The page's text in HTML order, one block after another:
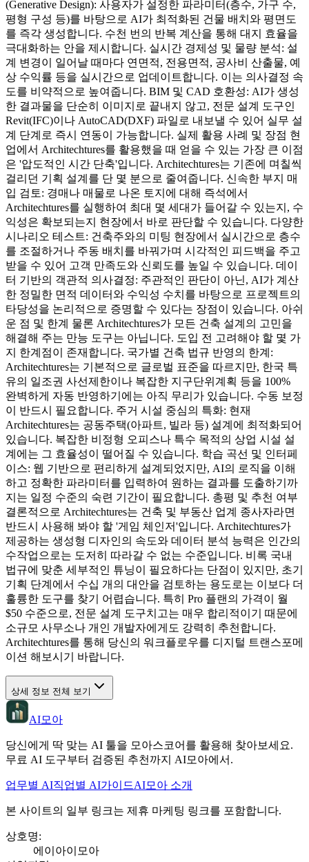
(Generative Design): 사용자가 설정한 파라미터(층수, 가구 수,
평형 구성 등)를 바탕으로 AI가 최적화된 건물 배치와 평면도
를 즉각 생성합니다. 수천 번의 반복 계산을 통해 대지 효율을
극대화하는 안을 제시합니다. 실시간 경제성 및 물량 분석: 설
계 변경이 일어날 때마다 연면적, 전용면적, 공사비 산출물, 예
상 수익률 등을 실시간으로 업데이트합니다. 이는 의사결정 속
도를 비약적으로 높여줍니다. BIM 및 CAD 호환성: AI가 생성
한 결과물을 단순히 이미지로 끝내지 않고, 전문 설계 도구인
Revit(IFC)이나 AutoCAD(DXF) 파일로 내보낼 수 있어 실무 설
계 단계로 즉시 연동이 가능합니다. 실제 활용 사례 및 장점 현
업에서 Architechtures를 활용했을 때 얻을 수 있는 가장 큰 이점
은 '압도적인 시간 단축'입니다. Architechtures는 기존에 며칠씩
걸리던 기획 설계를 단 몇 분으로 줄여줍니다. 신속한 부지 매
입 검토: 경매나 매물로 나온 토지에 대해 즉석에서
Architechtures를 실행하여 최대 몇 세대가 들어갈 수 있는지, 수
익성은 확보되는지 현장에서 바로 판단할 수 있습니다. 다양한
시나리오 테스트: 건축주와의 미팅 현장에서 실시간으로 층수
를 조절하거나 주동 배치를 바꿔가며 시각적인 피드백을 주고
받을 수 있어 고객 만족도와 신뢰도를 높일 수 있습니다. 데이
터 기반의 객관적 의사결정: 주관적인 판단이 아닌, AI가 계산
한 정밀한 면적 데이터와 수익성 수치를 바탕으로 프로젝트의
타당성을 논리적으로 증명할 수 있다는 장점이 있습니다. 아쉬
운 점 및 한계 물론 Architechtures가 모든 건축 설계의 고민을
해결해 주는 만능 도구는 아닙니다. 도입 전 고려해야 할 몇 가
지 한계점이 존재합니다. 국가별 건축 법규 반영의 한계:
Architechtures는 기본적으로 글로벌 표준을 따르지만, 한국 특
유의 일조권 사선제한이나 복잡한 지구단위계획 등을 100%
완벽하게 자동 반영하기에는 아직 무리가 있습니다. 수동 보정
이 반드시 필요합니다. 주거 시설 중심의 특화: 현재
Architechtures는 공동주택(아파트, 빌라 등) 설계에 최적화되어
있습니다. 복잡한 비정형 오피스나 특수 목적의 상업 시설 설
계에는 그 효율성이 떨어질 수 있습니다. 학습 곡선 및 인터페
이스: 웹 기반으로 편리하게 설계되었지만, AI의 로직을 이해
하고 정확한 파라미터를 입력하여 원하는 결과를 도출하기까
지는 일정 수준의 숙련 기간이 필요합니다. 총평 및 추천 여부
결론적으로 Architechtures는 건축 및 부동산 업계 종사자라면
반드시 사용해 봐야 할 '게임 체인저'입니다. Architechtures가
제공하는 생성형 디자인의 속도와 데이터 분석 능력은 인간의
수작업으로는 도저히 따라갈 수 없는 수준입니다. 비록 국내
법규에 맞춘 세부적인 튜닝이 필요하다는 단점이 있지만, 초기
기획 단계에서 수십 개의 대안을 검토하는 용도로는 이보다 더
훌륭한 도구를 찾기 어렵습니다. 특히 Pro 플랜의 가격이 월
$50 수준으로, 전문 설계 도구치고는 매우 합리적이기 때문에
소규모 사무소나 개인 개발자에게도 강력히 추천합니다.
Architechtures를 통해 당신의 워크플로우를 디지털 트랜스포메
이션 해보시기 바랍니다.
상세 정보 전체 보기
AI모아
당신에게 딱 맞는 AI 툴을 모아스코어를 활용해 찾아보세요.
무료 AI 도구부터 검증된 추천까지 AI모아에서.
업무별 AI직업별 AI가이드AI모아 소개
본 사이트의 일부 링크는 제휴 마케팅 링크를 포함합니다.
상호명:
에이아이모아